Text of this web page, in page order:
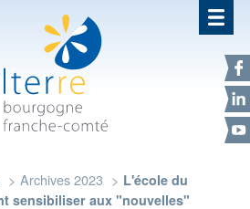
Alterre Bourgogne Franche-
Archives 2023
L'école du
sensibiliser aux "nouvelles"